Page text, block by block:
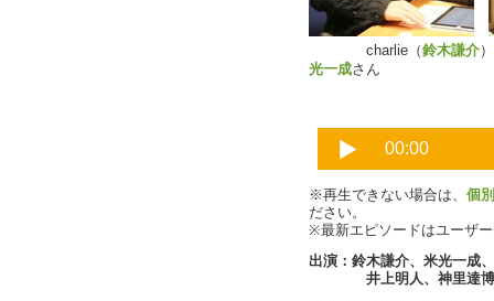
charlie（鈴木謙介
光一成さん
※再生できない場合は、 個
ださい。
※最新エピソードはユーザ
出演：鈴木謙介、米光一成
井上明人、神里達博、